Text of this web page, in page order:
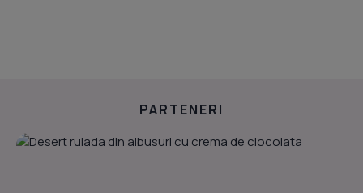
PARTENERI